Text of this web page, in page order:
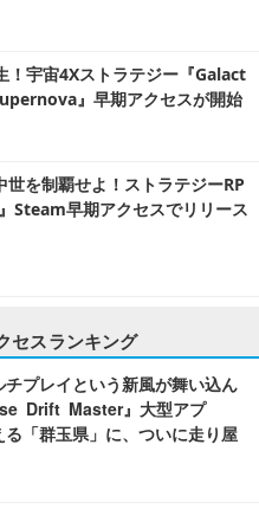
！宇宙4Xストラテジー『Galact
』早期アクセスが開始
世を制覇せよ！ストラテジーRP
Steam早期アクセスでリリース
セスランキング
チプレイという新風が舞い込ん
Drift Master』大型アプ
る「群玉県」に、ついに走り屋